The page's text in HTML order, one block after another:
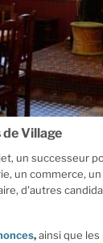
Village
un successeur
un commerce,
d'autres
,ainsi que les